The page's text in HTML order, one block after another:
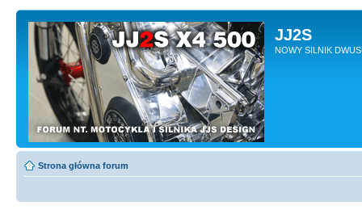
JJ2S
NOWY SILNIK
Strona główna forum